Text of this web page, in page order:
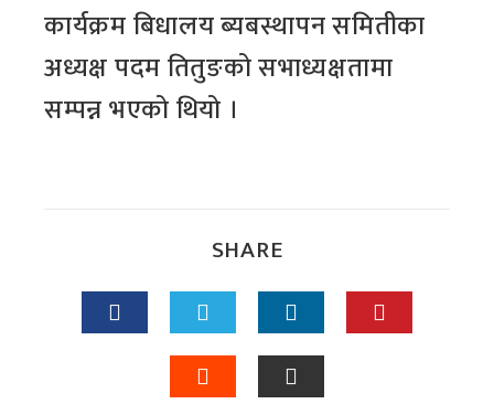
कार्यक्रम बिधालय ब्यबस्थापन समितीका
अध्यक्ष पदम तितुङको सभाध्यक्षतामा
सम्पन्न भएको थियो ।
SHARE